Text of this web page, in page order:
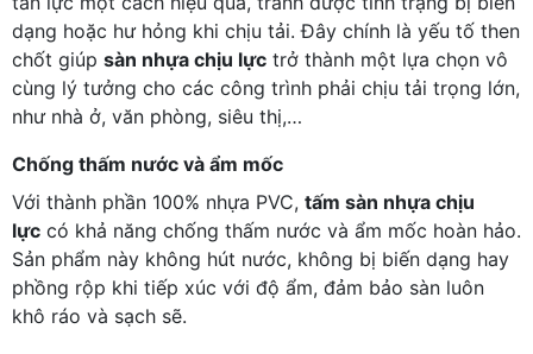
dạng hoặc hư hỏng khi chịu tải. Đây chính là yếu tố then
chốt giúp sàn nhựa chịu lực trở thành một lựa chọn vô
cùng lý tưởng cho các công trình phải chịu tải trọng lớn,
như nhà ở, văn phòng, siêu thị,…
Chống thấm nước và ẩm mốc
Với thành phần 100% nhựa PVC, tấm sàn nhựa chịu
lực có khả năng chống thấm nước và ẩm mốc hoàn hảo.
Sản phẩm này không hút nước, không bị biến dạng hay
phồng rộp khi tiếp xúc với độ ẩm, đảm bảo sàn luôn
khô ráo và sạch sẽ.